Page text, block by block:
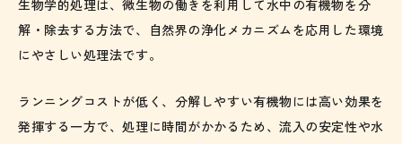
生物学的処理は、微生物の働きを利用して水中の有機物を分
解・除去する方法で、自然界の浄化メカニズムを応用した環境
にやさしい処理法です。
ランニングコストが低く、分解しやすい有機物には高い効果を
発揮する一方で、処理に時間がかかるため、流入の安定性や水